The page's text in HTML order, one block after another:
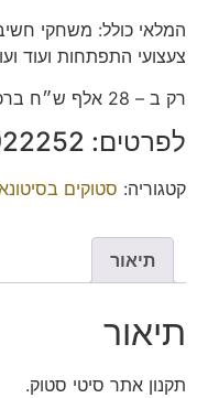
המלאי כולל: משחקי
צעצועי התפתחות ועוד
רק ב – 28 אלף ש״ח ברכישת כל המלאי,
לפרטים: 050-7922252 מארקו.
קטגוריה: סטוקים
תיאור
תיאור
תקנון אתר סיטי סטוק.